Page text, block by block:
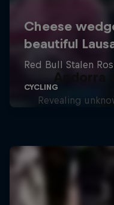
Andorra
Revealing